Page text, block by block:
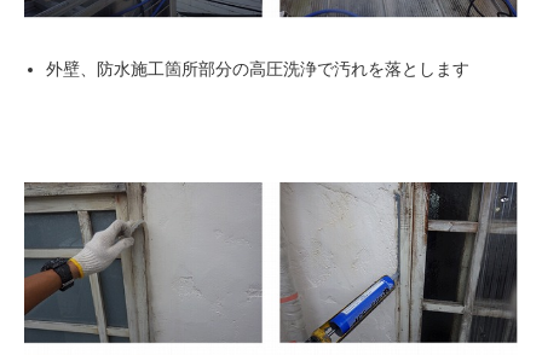
外壁、防水施工箇所部分の高圧洗浄で汚れを落とします